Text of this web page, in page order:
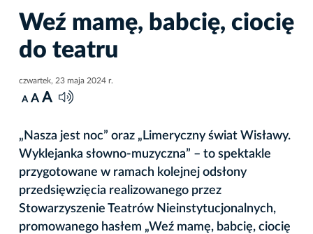
Weź mamę, babcię, ciocię
do teatru
czwartek, 23 maja 2024 r.
A A A
„Nasza jest noc” oraz „Limeryczny świat Wisławy.
Wyklejanka słowno-muzyczna” – to spektakle
przygotowane w ramach kolejnej odsłony
przedsięwzięcia realizowanego przez
Stowarzyszenie Teatrów Nieinstytucjonalnych,
promowanego hasłem „Weź mamę, babcię, ciocię